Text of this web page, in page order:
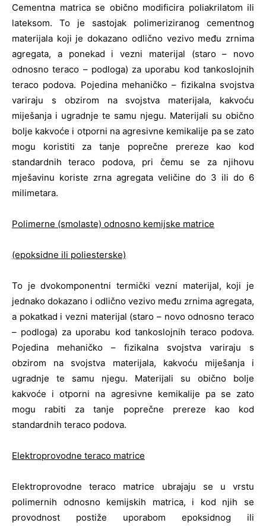
Cementna matrica se obično modificira poliakrilatom ili
lateksom. To je sastojak polimeriziranog cementnog
materijala koji je dokazano odlično vezivo među zrnima
agregata, a ponekad i vezni materijal (staro – novo
odnosno teraco – podloga) za uporabu kod tankoslojnih
teraco podova. Pojedina mehaničko – fizikalna svojstva
variraju s obzirom na svojstva materijala, kakvoću
miješanja i ugradnje te samu njegu. Materijali su obično
bolje kakvoće i otporni na agresivne kemikalije pa se zato
mogu koristiti za tanje poprečne prereze kao kod
standardnih teraco podova, pri čemu se za njihovu
mješavinu koriste zrna agregata veličine do 3 ili do 6
milimetara.
Polimerne (smolaste) odnosno kemijske matrice
(epoksidne ili poliesterske)
To je dvokomponentni termički vezni materijal, koji je
jednako dokazano i odlično vezivo među zrnima agregata,
a pokatkad i vezni materijal (staro – novo odnosno teraco
– podloga) za uporabu kod tankoslojnih teraco podova.
Pojedina mehaničko – fizikalna svojstva variraju s
obzirom na svojstva materijala, kakvoću miješanja i
ugradnje te samu njegu. Materijali su obično bolje
kakvoće i otporni na agresivne kemikalije pa se zato
mogu rabiti za tanje poprečne prereze kao kod
standardnih teraco podova.
Elektroprovodne teraco matrice
Elektroprovodne teraco matrice ubrajaju se u vrstu
polimernih odnosno kemijskih matrica, i kod njih se
provodnost postiže uporabom epoksidnog ili